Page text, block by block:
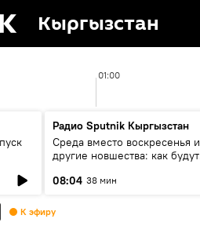
Кыргызстан
01:00
Радио Sputnik Кыргызстан
Среда вместо воскресенья и
другие новшества: как будут
08:04 38 мин
К эфиру